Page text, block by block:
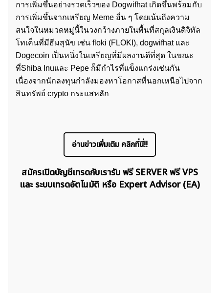
การเพิ่มขึ้นอย่างรวดเร็วของ Dogwifhat เกิดขึ้นพร้อมกับ
การเพิ่มขึ้นจากเหรียญ Meme อื่น ๆ โดยเน้นถึงความ
สนใจในหมวดหมู่นี้ในวงกว้างภายในพื้นที่สกุลเงินดิจิทัล
โทเค็นที่มีธีมสุนัข เช่น floki (FLOKI), dogwifhat และ
Dogecoin เป็นหนึ่งในเหรียญที่มีผลงานดีที่สุด ในขณะ
ที่Shiba Inuและ Pepe ก็มีกำไรที่แข็งแกร่งเช่นกัน
เนื่องจากนักลงทุนกำลังมองหาโอกาสที่นอกเหนือไปจาก
สินทรัพย์ crypto กระแสหลัก
อ่านข่าวเพิ่มเติม คลิกที่นี่!!
สมัครเปิดบัญชีเทรดกับเรารับ ฟรี SERVER ฟรี VPS
และ ระบบเทรดอัตโนมัติ หรือ Expert Advisor (EA)